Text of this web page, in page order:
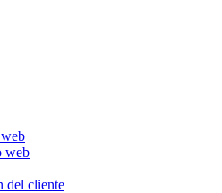
web
del cliente